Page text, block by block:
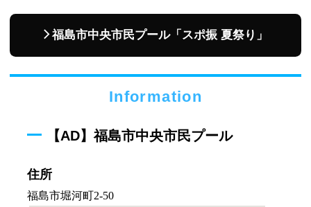
福島市中央市民プール「スポ振 夏祭り」
Information
【AD】福島市中央市民プール
住所